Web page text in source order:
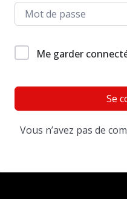
Me garder
Se
Vous n’avez pas de